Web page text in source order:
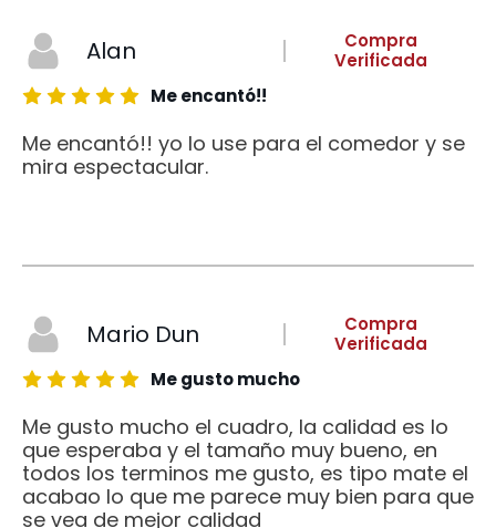
Alan
Compra
Verificada
Me encantó!!
Me encantó!! yo lo use para el comedor y se
mira espectacular.
Mario Dun
Compra
Verificada
Me gusto mucho
Me gusto mucho el cuadro, la calidad es lo
que esperaba y el tamaño muy bueno, en
todos los terminos me gusto, es tipo mate el
acabao lo que me parece muy bien para que
se vea de mejor calidad